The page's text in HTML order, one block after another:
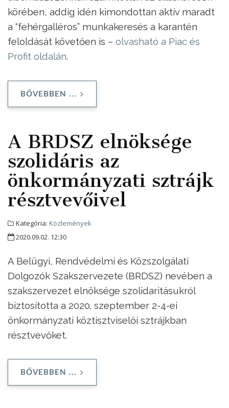
körében, addig idén kimondottan aktív maradt
a “fehérgalléros” munkakeresés a karantén
feloldását követően is – olvasható a Piac és
Profit oldalán.
BŐVEBBEN ...
A BRDSZ elnöksége
szolidáris az
önkormányzati sztrájk
résztvevőivel
Kategória: Közlemények
2020.09.02. 12:30
A Belügyi, Rendvédelmi és Közszolgálati
Dolgozók Szakszervezete (BRDSZ) nevében a
szakszervezet elnöksége szolidaritásukról
biztosította a 2020. szeptember 2-4-ei
önkormányzati köztisztviselői sztrájkban
résztvevőket.
BŐVEBBEN ...